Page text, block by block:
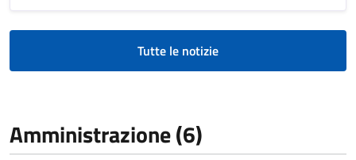
Tutte le notizie
Amministrazione (6)